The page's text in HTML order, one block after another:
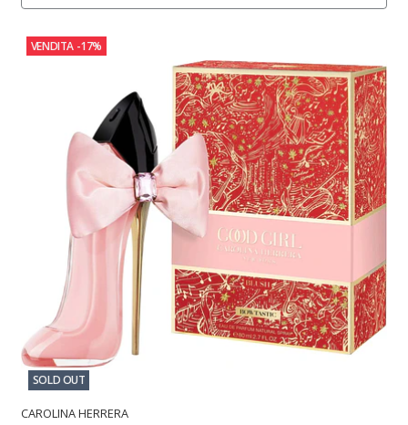
VENDITA -17%
SOLD OUT
CAROLINA HERRERA